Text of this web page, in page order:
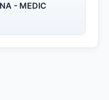
- MEDIC